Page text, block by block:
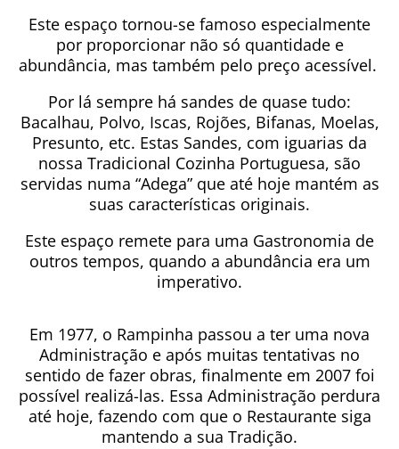
Este espaço tornou-se famoso especialmente
por proporcionar não só quantidade e
abundância, mas também pelo preço acessível.
Por lá sempre há sandes de quase tudo:
Bacalhau, Polvo, Iscas, Rojões, Bifanas, Moelas,
Presunto, etc. Estas Sandes, com iguarias da
nossa Tradicional Cozinha Portuguesa, são
servidas numa “Adega” que até hoje mantém as
suas características originais.
Este espaço remete para uma Gastronomia de
outros tempos, quando a abundância era um
imperativo.
Em 1977, o Rampinha passou a ter uma nova
Administração e após muitas tentativas no
sentido de fazer obras, finalmente em 2007 foi
possível realizá-las. Essa Administração perdura
até hoje, fazendo com que o Restaurante siga
mantendo a sua Tradição.